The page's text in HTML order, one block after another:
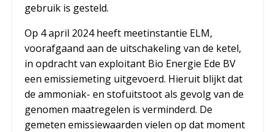
gebruik is gesteld.
Op 4 april 2024 heeft meetinstantie ELM,
voorafgaand aan de uitschakeling van de ketel,
in opdracht van exploitant Bio Energie Ede BV
een emissiemeting uitgevoerd. Hieruit blijkt dat
de ammoniak- en stofuitstoot als gevolg van de
genomen maatregelen is verminderd. De
gemeten emissiewaarden vielen op dat moment